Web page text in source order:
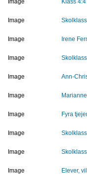
Image Klass
Image
Image Irene
Image
Image Ann-
Image
Image Fyra
Image
Image
Image Elever,